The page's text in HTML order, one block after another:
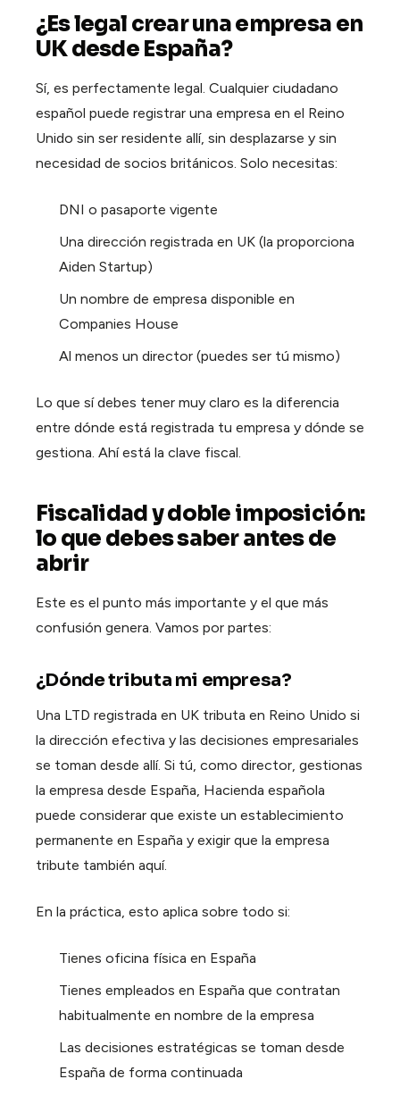
¿Es legal crear una empresa en
UK desde España?
Sí, es perfectamente legal. Cualquier ciudadano
español puede registrar una empresa en el Reino
Unido sin ser residente allí, sin desplazarse y sin
necesidad de socios británicos. Solo necesitas:
DNI o pasaporte vigente
Una dirección registrada en UK (la proporciona
Aiden Startup)
Un nombre de empresa disponible en
Companies House
Al menos un director (puedes ser tú mismo)
Lo que sí debes tener muy claro es la diferencia
entre dónde está registrada tu empresa y dónde se
gestiona. Ahí está la clave fiscal.
Fiscalidad y doble imposición:
lo que debes saber antes de
abrir
Este es el punto más importante y el que más
confusión genera. Vamos por partes:
¿Dónde tributa mi empresa?
Una LTD registrada en UK tributa en Reino Unido si
la dirección efectiva y las decisiones empresariales
se toman desde allí. Si tú, como director, gestionas
la empresa desde España, Hacienda española
puede considerar que existe un establecimiento
permanente en España y exigir que la empresa
tribute también aquí.
En la práctica, esto aplica sobre todo si:
Tienes oficina física en España
Tienes empleados en España que contratan
habitualmente en nombre de la empresa
Las decisiones estratégicas se toman desde
España de forma continuada